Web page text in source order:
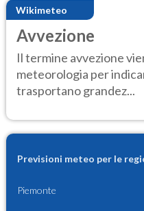
Wikimeteo
Avvezione
Il termine avvezione
meteorologia per
trasportano grandez...
Previsioni meteo per le
Piemonte